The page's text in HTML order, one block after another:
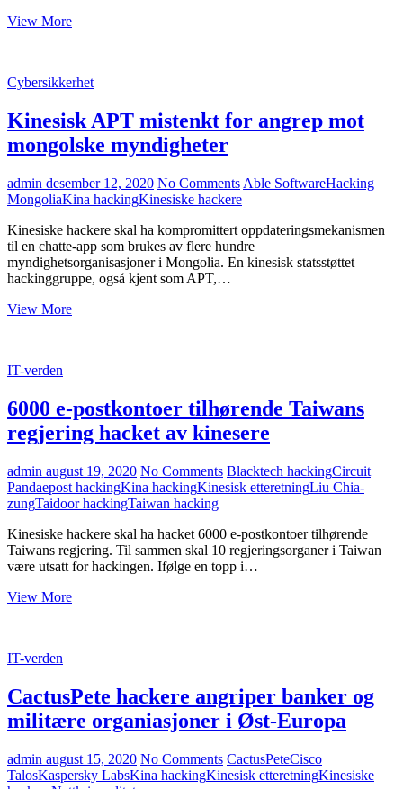
View MoreKinesisk
til
Exchange-
angrep
Cybersikkerhet
Kinesisk APT mistenkt for angrep mot
mongolske myndigheter
admin desember 12, 2020 No Comments Able SoftwareHacking
MongoliaKina hackingKinesiske hackere
Kinesiske hackere skal ha kompromittert oppdateringsmekanismen
til en chatte-app som brukes av flere hundre
myndighetsorganisasjoner i Mongolia. En kinesisk statsstøttet
hackinggruppe, også kjent som APT,…
View MoreKinesisk
mongolske
myndigheter
IT-verden
6000 e-postkontoer tilhørende Taiwans
regjering hacket av kinesere
admin august 19, 2020 No Comments Blacktech hackingCircuit
Pandaepost hackingKina hackingKinesisk etteretningLiu Chia-
zungTaidoor hackingTaiwan hacking
Kinesiske hackere skal ha hacket 6000 e-postkontoer tilhørende
Taiwans regjering. Til sammen skal 10 regjeringsorganer i Taiwan
være utsatt for hackingen. Ifølge en topp i…
View More6000
hacket
av
kinesere
IT-verden
CactusPete hackere angriper banker og
militære organiasjoner i Øst-Europa
admin august 15, 2020 No Comments CactusPeteCisco
TalosKaspersky LabsKina hackingKinesisk etteretningKinesiske